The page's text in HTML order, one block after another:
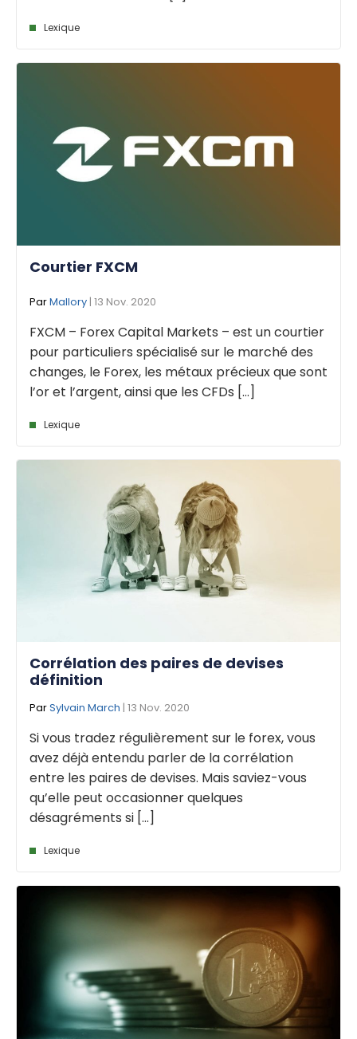
Lexique
Courtier FXCM
ParMallory | 13 Nov. 2020
FXCM – Forex Capital Markets – est un courtier
pour particuliers spécialisé sur le marché des
changes, le Forex, les métaux précieux que sont
l’or et l’argent, ainsi que les CFDs [...]
Lexique
Corrélation des paires de devises
définition
ParSylvain March | 13 Nov. 2020
Si vous tradez régulièrement sur le forex, vous
avez déjà entendu parler de la corrélation
entre les paires de devises. Mais saviez-vous
qu’elle peut occasionner quelques
désagréments si [...]
Lexique